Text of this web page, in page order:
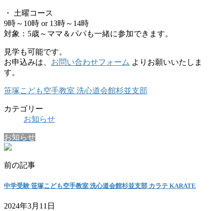
・ 土曜コース
9時～10時 or 13時～14時
対象：5歳～ママ＆パパも一緒に参加できます。
見学も可能です。
お申込みは、 お問い合わせフォーム よりお願いいたしま
す。
笹塚こども空手教室 洗心道会館杉並支部
カテゴリー
お知らせ
お知らせ
前の記事
中学受験 笹塚こども空手教室 洗心道会館杉並支部 カラテ KARATE
2024年3月11日